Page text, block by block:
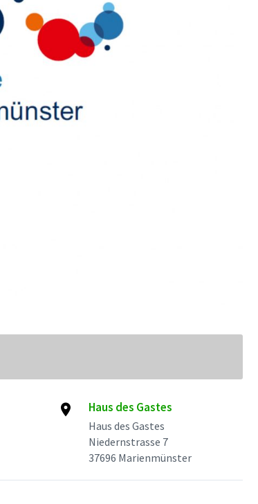
Haus des Gastes
Haus des Gastes
Niedernstrasse 7
37696 Marienmünster